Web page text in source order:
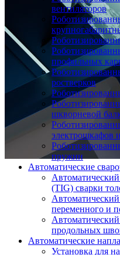
вентиляторов
профильных
ростверков
шкворневой
электрошкафов
пружин
Автоматические
(TIG) сварки
переменного и
продольных
Автоматические
Установка для